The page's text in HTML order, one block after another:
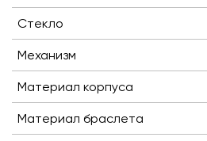
Стекло
Механизм
Материал корпуса
Материал браслета